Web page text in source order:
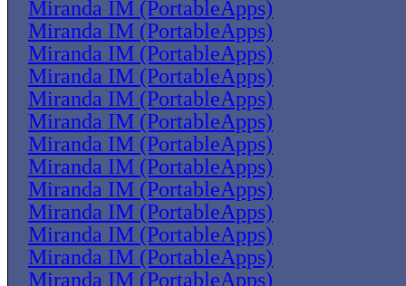
Miranda IM (PortableApps)
Miranda IM (PortableApps)
Miranda IM (PortableApps)
Miranda IM (PortableApps)
Miranda IM (PortableApps)
Miranda IM (PortableApps)
Miranda IM (PortableApps)
Miranda IM (PortableApps)
Miranda IM (PortableApps)
Miranda IM (PortableApps)
Miranda IM (PortableApps)
Miranda IM (PortableApps)
Miranda IM (PortableApps)